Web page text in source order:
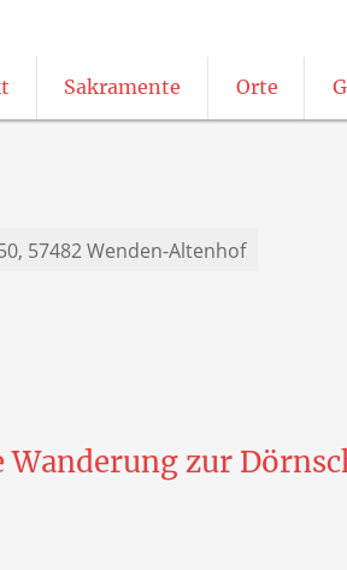
Sakramente Orte
57482 Wenden-Altenhof
zur